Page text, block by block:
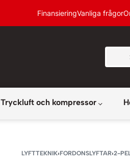
FinansieringVanliga frågor
Tryckluft och kompressor
LYFTTEKNIK›FORDONSLYFTAR›2-